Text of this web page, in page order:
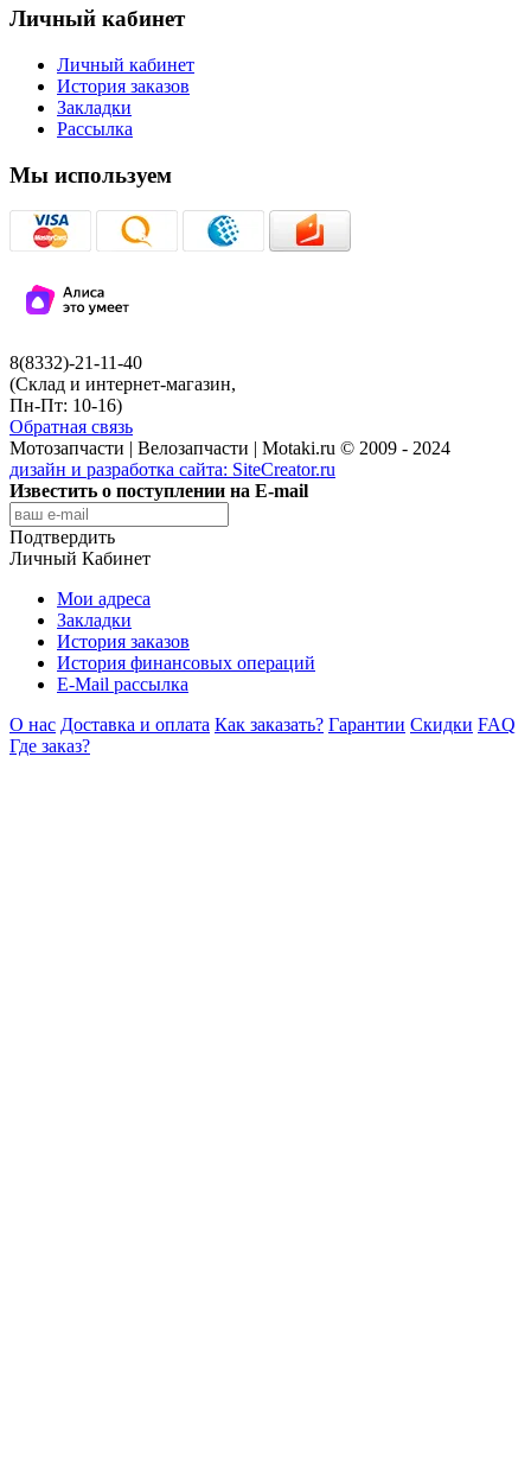
Личный кабинет
Личный кабинет
История заказов
Закладки
Рассылка
Мы используем
8(8332)-21-11-40
(Склад и интернет-магазин,
Пн-Пт: 10-16)
Обратная связь
Мотозапчасти | Велозапчасти | Motaki.ru © 2009 - 2024
дизайн и разработка сайта: SiteCreator.ru
Известить о поступлении на E-mail
Подтвердить
Личный Кабинет
Мои адреса
Закладки
История заказов
История финансовых операций
E-Mail рассылка
О нас Доставка и оплата Как заказать? Гарантии Скидки FAQ
Где заказ?